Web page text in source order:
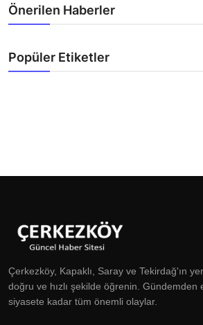
Önerilen Haberler
Popüler Etiketler
Çerkezköy, Kapaklı, Saray ve Tekirdağ'ın
doğru ve hızlı şekilde öğrenin. Gündemden
siyasete kadar tüm önemli olaylar.